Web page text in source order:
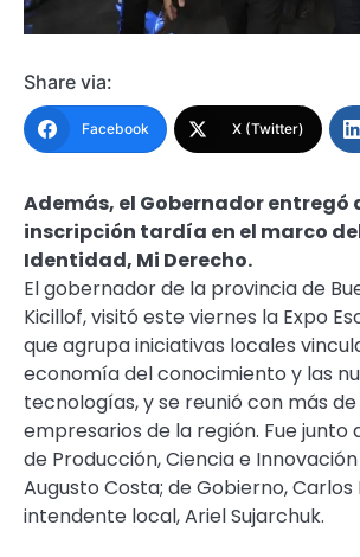
Share via:
Facebook X (Twitter)
Además, el Gobernador entregó
inscripción tardía en el marco
Identidad, Mi Derecho.
El gobernador de la provincia de
Kicillof, visitó este viernes la Expo
que agrupa iniciativas locales
economía del conocimiento y las
tecnologías, y se reunió con más
empresarios de la región. Fue junto
de Producción, Ciencia e
Augusto Costa; de Gobierno, Carlos
intendente local, Ariel Sujarchuk.